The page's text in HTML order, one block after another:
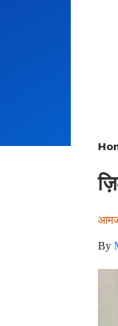
By